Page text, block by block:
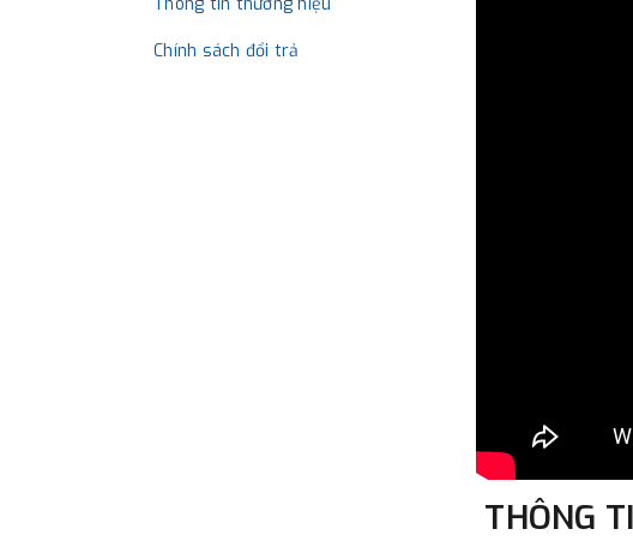
Chính sách đổi trả
THÔNG